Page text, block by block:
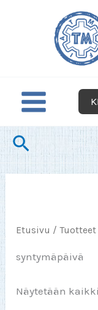
Hae
Etusivu / Tuotteet
syntymäpäivä
Näytetään